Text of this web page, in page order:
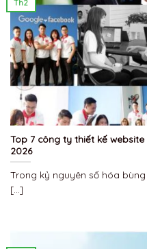
Top 7 công ty thiết kế
2026
Trong kỷ nguyên số hóa
[...]
Th2